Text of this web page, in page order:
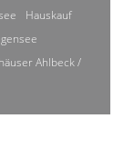
Hauskauf
Ahlbeck /